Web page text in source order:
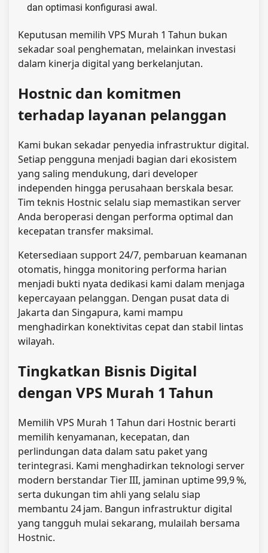
dan optimasi konfigurasi awal.
Keputusan memilih VPS Murah 1 Tahun bukan
sekadar soal penghematan, melainkan investasi
dalam kinerja digital yang berkelanjutan.
Hostnic dan komitmen
terhadap layanan pelanggan
Kami bukan sekadar penyedia infrastruktur digital.
Setiap pengguna menjadi bagian dari ekosistem
yang saling mendukung, dari developer
independen hingga perusahaan berskala besar.
Tim teknis Hostnic selalu siap memastikan server
Anda beroperasi dengan performa optimal dan
kecepatan transfer maksimal.
Ketersediaan support 24/7, pembaruan keamanan
otomatis, hingga monitoring performa harian
menjadi bukti nyata dedikasi kami dalam menjaga
kepercayaan pelanggan. Dengan pusat data di
Jakarta dan Singapura, kami mampu
menghadirkan konektivitas cepat dan stabil lintas
wilayah.
Tingkatkan Bisnis Digital
dengan VPS Murah 1 Tahun
Memilih VPS Murah 1 Tahun dari Hostnic berarti
memilih kenyamanan, kecepatan, dan
perlindungan data dalam satu paket yang
terintegrasi. Kami menghadirkan teknologi server
modern berstandar Tier III, jaminan uptime 99,9 %,
serta dukungan tim ahli yang selalu siap
membantu 24 jam. Bangun infrastruktur digital
yang tangguh mulai sekarang, mulailah bersama
Hostnic.